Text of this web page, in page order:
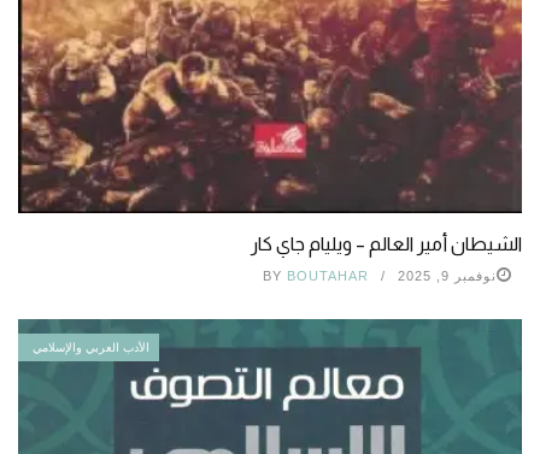
الشيطان أمير العالم – ويليام جاي كار
نوفمبر 9, 2025 BY BOUTAHAR
الأدب العربي والإسلامي